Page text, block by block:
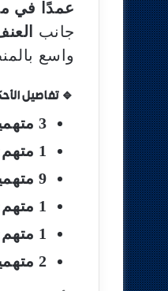
عمدًا في
جانب
واسع
🔹 تفاصيل
3 متهمين
1 متهم
9 متهمين
1 متهم
1 متهم
2 متهمين